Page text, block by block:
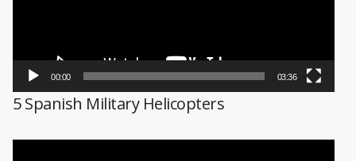
00:00 03:36
5 Spanish Military Helicopters